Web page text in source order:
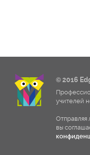
© 2016
учителей
вы